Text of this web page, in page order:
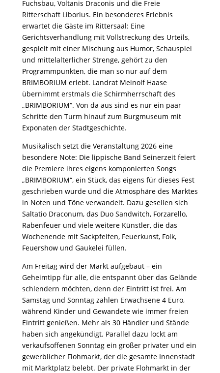
Fuchsbau, Voltanis Draconis und die Freie
Ritterschaft Liborius. Ein besonderes Erlebnis
erwartet die Gäste im Rittersaal: Eine
Gerichtsverhandlung mit Vollstreckung des Urteils,
gespielt mit einer Mischung aus Humor, Schauspiel
und mittelalterlicher Strenge, gehört zu den
Programmpunkten, die man so nur auf dem
BRIMBORIUM erlebt. Landrat Meinolf Haase
übernimmt erstmals die Schirmherrschaft des
„BRIMBORIUM“. Von da aus sind es nur ein paar
Schritte den Turm hinauf zum Burgmuseum mit
Exponaten der Stadtgeschichte.
Musikalisch setzt die Veranstaltung 2026 eine
besondere Note: Die lippische Band Seinerzeit feiert
die Premiere ihres eigens komponierten Songs
„BRIMBORIUM“, ein Stück, das eigens für dieses Fest
geschrieben wurde und die Atmosphäre des Marktes
in Noten und Töne verwandelt. Dazu gesellen sich
Saltatio Draconum, das Duo Sandwitch, Forzarello,
Rabenfeuer und viele weitere Künstler, die das
Wochenende mit Sackpfeifen, Feuerkunst, Folk,
Feuershow und Gaukelei füllen.
Am Freitag wird der Markt aufgebaut – ein
Geheimtipp für alle, die entspannt über das Gelände
schlendern möchten, denn der Eintritt ist frei. Am
Samstag und Sonntag zahlen Erwachsene 4 Euro,
während Kinder und Gewandete wie immer freien
Eintritt genießen. Mehr als 30 Händler und Stände
haben sich angekündigt. Parallel dazu lockt am
verkaufsoffenen Sonntag ein großer privater und ein
gewerblicher Flohmarkt, der die gesamte Innenstadt
mit Marktplatz belebt. Der private Flohmarkt in der